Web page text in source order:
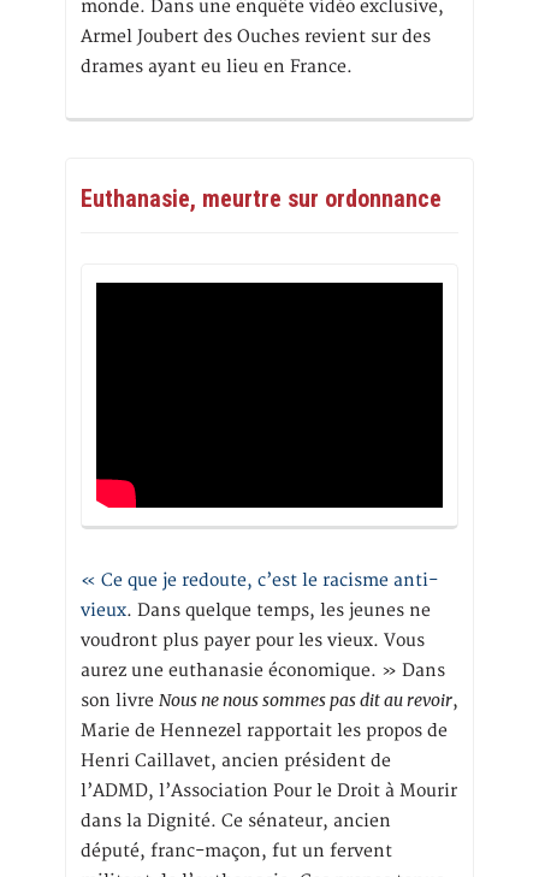
monde. Dans une enquête vidéo exclusive,
Armel Joubert des Ouches revient sur des
drames ayant eu lieu en France.
Euthanasie, meurtre sur ordonnance
« Ce que je redoute, c’est le racisme anti-
vieux. Dans quelque temps, les jeunes ne
voudront plus payer pour les vieux. Vous
aurez une euthanasie économique. » Dans
son livre Nous ne nous sommes pas dit au revoir,
Marie de Hennezel rapportait les propos de
Henri Caillavet, ancien président de
l’ADMD, l’Association Pour le Droit à Mourir
dans la Dignité. Ce sénateur, ancien
député, franc-maçon, fut un fervent